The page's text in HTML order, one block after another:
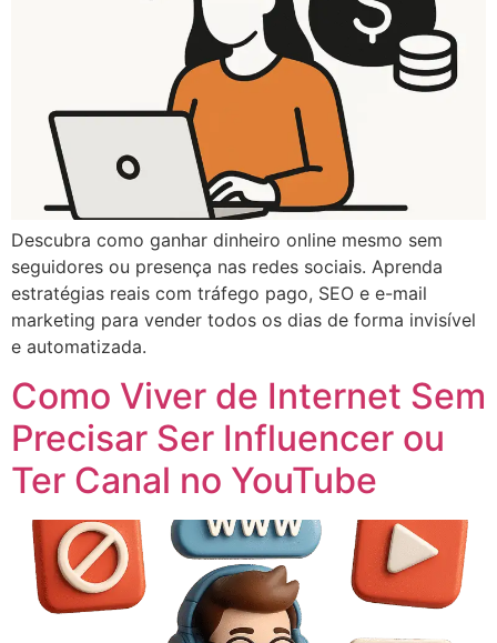
Descubra como ganhar dinheiro online mesmo sem
seguidores ou presença nas redes sociais. Aprenda
estratégias reais com tráfego pago, SEO e e-mail
marketing para vender todos os dias de forma invisível
e automatizada.
Como Viver de Internet Sem
Precisar Ser Influencer ou
Ter Canal no YouTube